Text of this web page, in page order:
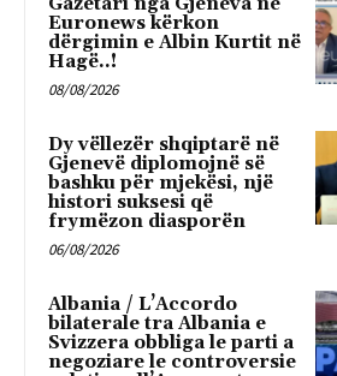
Euronews kërkon
dërgimin e Albin Kurtit në
Hagë..!
08/08/2026
Dy vëllezër shqiptarë në
Gjenevë diplomojnë së
bashku për mjekësi, një
histori suksesi që
frymëzon diasporën
06/08/2026
Albania / L’Accordo
bilaterale tra Albania e
Svizzera obbliga le parti a
negoziare le controversie